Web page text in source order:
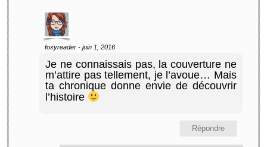
foxyreader - juin 1, 2016
Je ne connaissais pas, la couverture ne
m’attire pas tellement, je l’avoue… Mais
ta chronique donne envie de découvrir
l’histoire
Répondre